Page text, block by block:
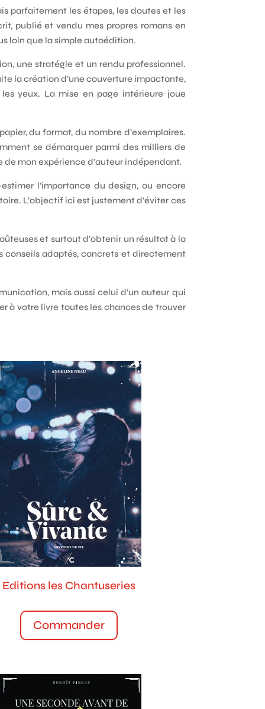
parfaitement les étapes, les doutes et les
publié et vendu mes propres romans en
loin que la simple autoédition.
une stratégie et un rendu professionnel.
la création d’une couverture impactante,
yeux. La mise en page intérieure joue
du format, du nombre d’exemplaires.
se démarquer parmi des milliers de
mon expérience d’auteur indépendant.
l’importance du design, ou encore
L’objectif ici est justement d’éviter ces
et surtout d’obtenir un résultat à la
conseils adaptés, concrets et directement
mais aussi celui d’un auteur qui
à votre livre toutes les chances de trouver
Editions les Chantuseries
Commander